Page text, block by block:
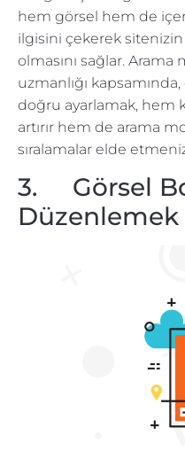
hem görsel hem de
ilgisini çekerek
olmasını sağlar.
uzmanlığı
doğru ayarlamak, hem
artırır hem de arama
sıralamalar elde
3. Görsel
Düzenlemek